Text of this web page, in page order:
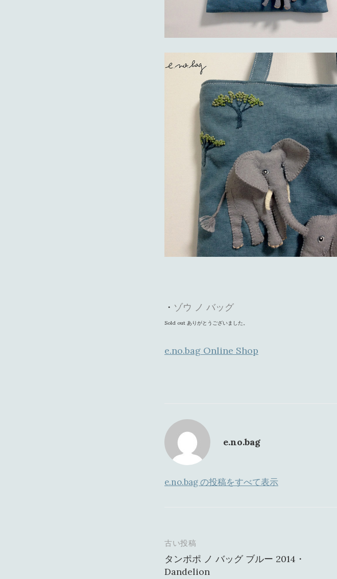
・ ゾウ ノ バッグ
Sold out ありがとうございました。
e.no.bag Online Shop
e.no.bag
e.no.bag の投稿をすべて表示
投
稿
古い投稿
タンポポ ノ バッグ ブルー 2014・
Dandelion